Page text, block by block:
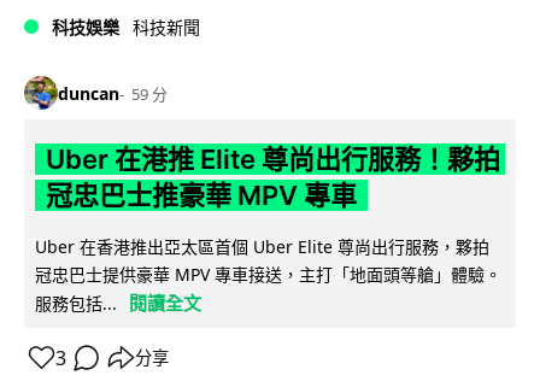
科技娛樂 科技新聞
duncan 59 分
Uber 在港推 Elite 尊尚出行服務！夥拍
冠忠巴士推豪華 MPV 專車
Uber 在香港推出亞太區首個 Uber Elite 尊尚出行服務，夥拍
冠忠巴士提供豪華 MPV 專車接送，主打「地面頭等艙」體驗。
服務包括...
閱讀全文
3 分享